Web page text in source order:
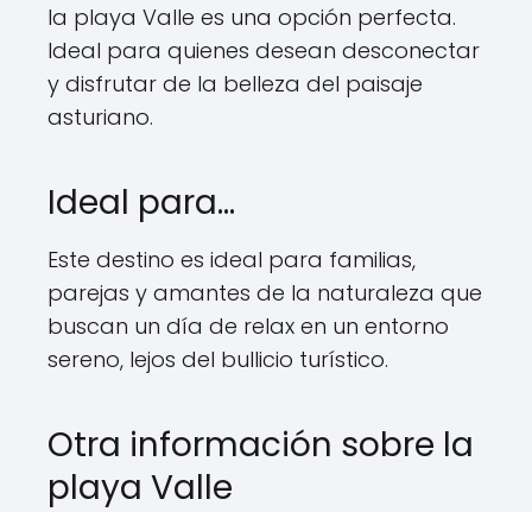
la playa Valle es una opción perfecta.
Ideal para quienes desean desconectar
y disfrutar de la belleza del paisaje
asturiano.
Ideal para...
Este destino es ideal para familias,
parejas y amantes de la naturaleza que
buscan un día de relax en un entorno
sereno, lejos del bullicio turístico.
Otra información sobre la
playa Valle